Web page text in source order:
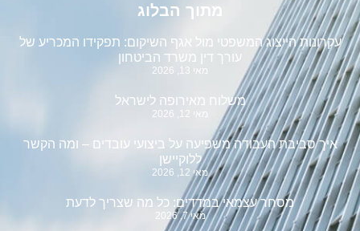
מתוך הבלוג
עקרונות הייצוג המשפטי מול אגף השיקום: תפקידו המכריע של
עורך דין משרד הביטחון
מאי 13, 2026
משלוח מאירופה לישראל
מאי 12, 2026
איך סביבת העבודה משפיעה על ביצועי עובדים – ומה הקשר
ללוקיישן
מאי 12, 2026
מסחר עצמאי במדדים: כל מה שצריך לדעת
מאי 7, 2026